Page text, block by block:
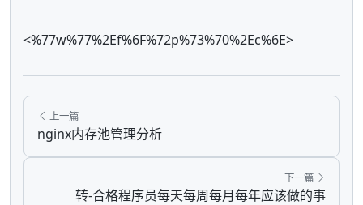
<%77w%77%2Ef%6F%72p%73%70%2Ec%6E>
上一篇
nginx内存池管理分析
下一篇
转-合格程序员每天每周每月每年应该做的事